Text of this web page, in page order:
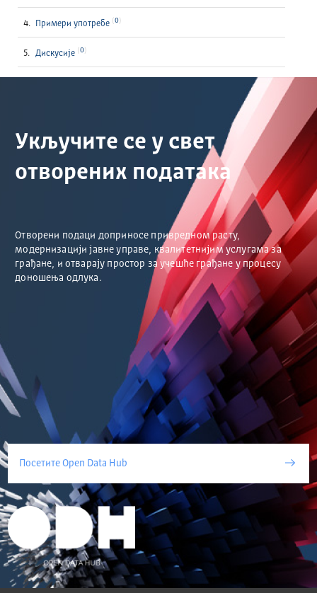
Примери употребе 0
Дискусије 0
Укључите се у свет
отворених података
Отворени подаци доприносе привредном расту,
модернизацији јавне управе, квалитетнијим услугама за
грађане, и отварају простор за учешће грађане у процесу
доношења одлука.
Посетите Open Data Hub